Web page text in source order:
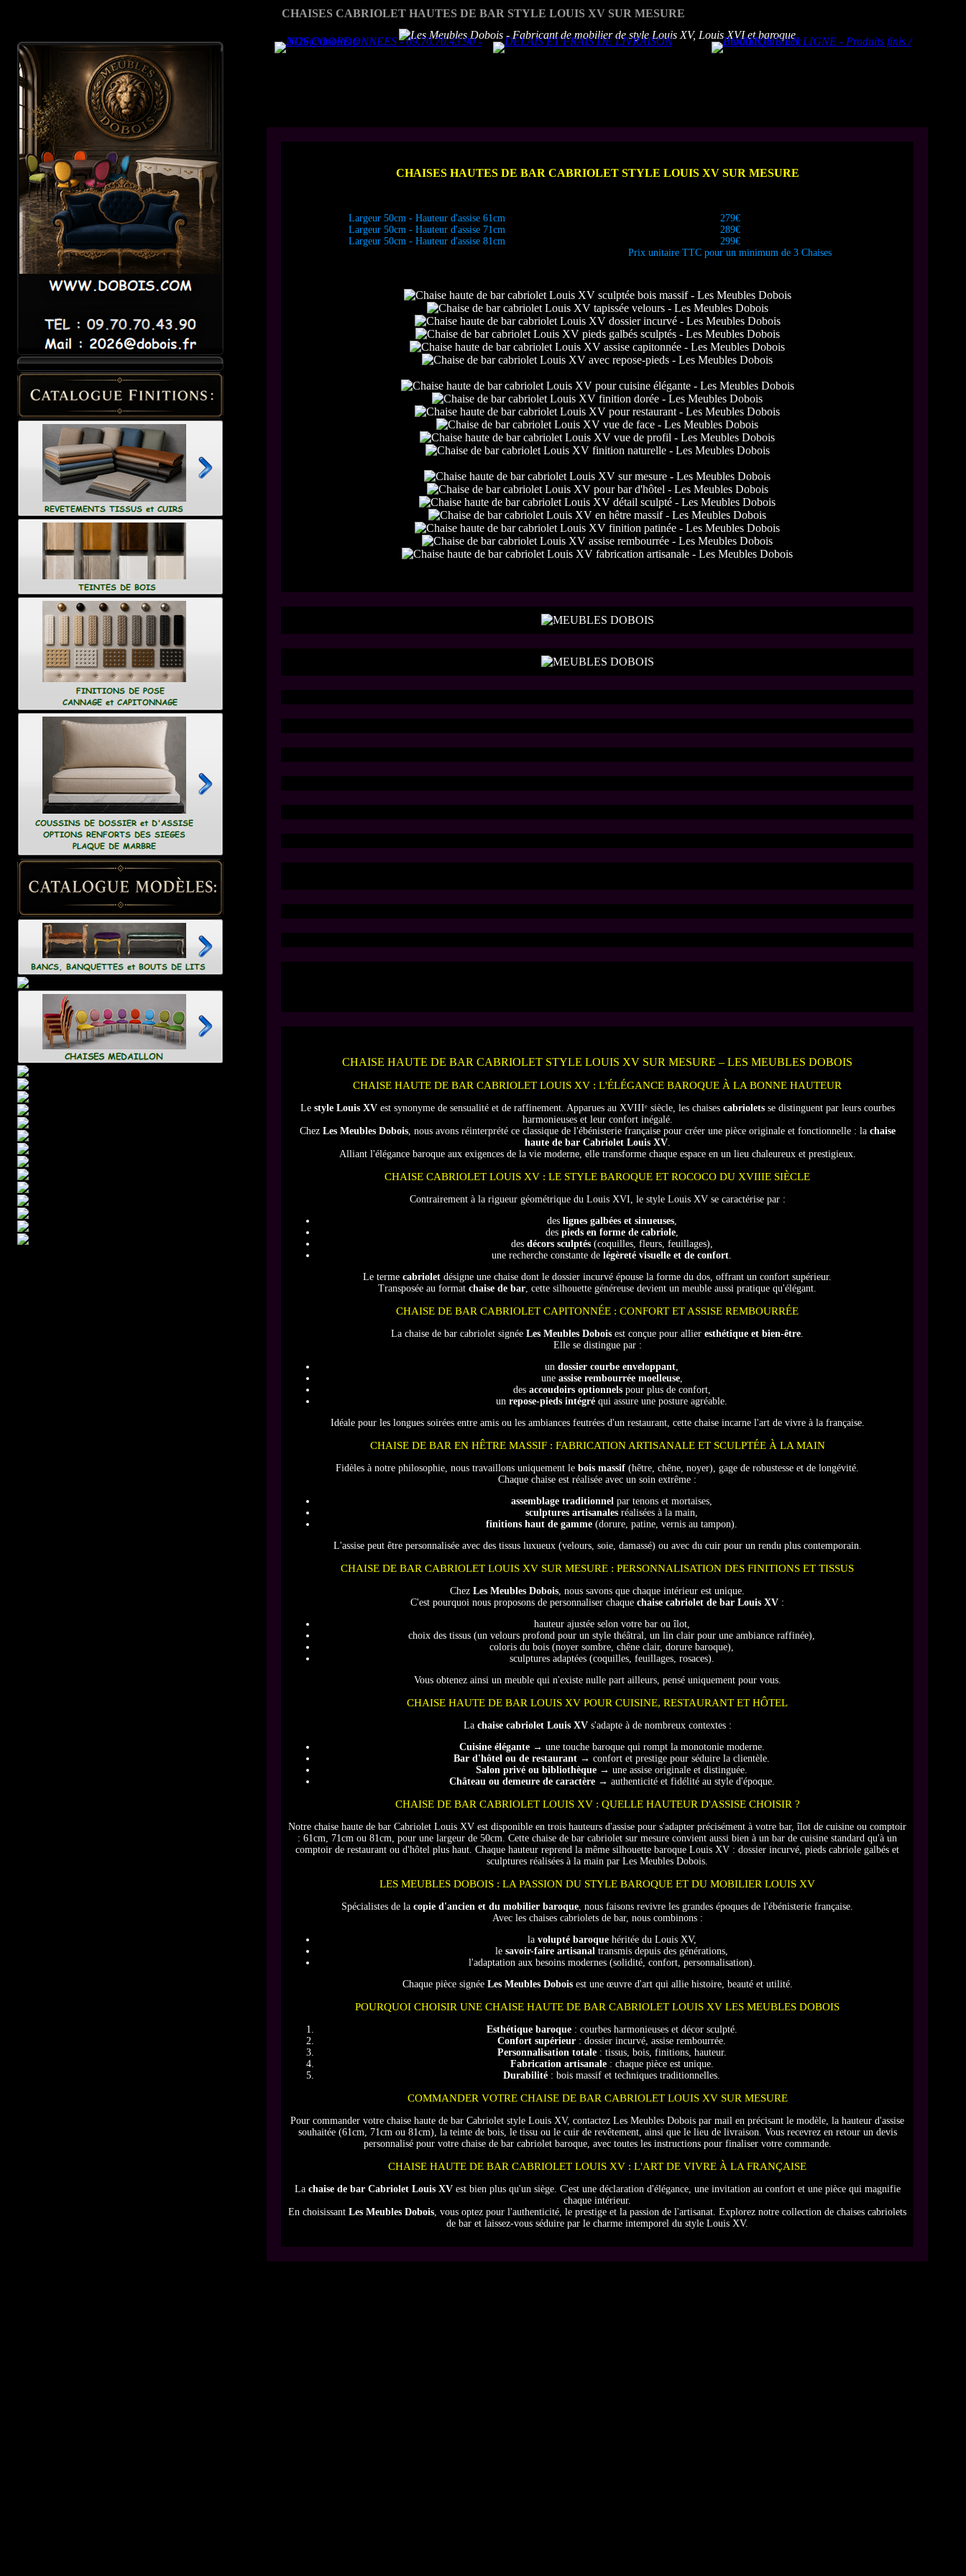
CHAISES CABRIOLET HAUTES DE BAR STYLE LOUIS XV SUR MESURE
CHAISES HAUTES DE BAR CABRIOLET STYLE LOUIS XV SUR MESURE
Largeur 50cm - Hauteur d'assise 61cm
Largeur 50cm - Hauteur d'assise 71cm
Largeur 50cm - Hauteur d'assise 81cm
279€
289€
299€
Prix unitaire TTC pour un minimum de 3 Chaises
CHAISE HAUTE DE BAR CABRIOLET STYLE LOUIS XV SUR MESURE – LES MEUBLES DOBOIS
CHAISE HAUTE DE BAR CABRIOLET LOUIS XV : L'ÉLÉGANCE BAROQUE À LA BONNE HAUTEUR
Le style Louis XVest synonyme de sensualité et de raffinement. Apparues au XVIIIᵉ siècle, les chaises cabrioletsse distinguent par leurs courbes
harmonieuses et leur confort inégalé.
Chez Les Meubles Dobois, nous avons réinterprété ce classique de l'ébénisterie française pour créer une pièce originale et fonctionnelle : la chaise
haute de bar Cabriolet Louis XV.
Alliant l'élégance baroque aux exigences de la vie moderne, elle transforme chaque espace en un lieu chaleureux et prestigieux.
CHAISE CABRIOLET LOUIS XV : LE STYLE BAROQUE ET ROCOCO DU XVIIIE SIÈCLE
Contrairement à la rigueur géométrique du Louis XVI, le style Louis XV se caractérise par :
des lignes galbées et sinueuses,
des pieds en forme de cabriole,
des décors sculptés(coquilles, fleurs, feuillages),
une recherche constante de légèreté visuelle et de confort.
Le terme cabriolet désigne une chaise dont le dossier incurvé épouse la forme du dos, offrant un confort supérieur.
Transposée au format chaise de bar, cette silhouette généreuse devient un meuble aussi pratique qu'élégant.
CHAISE DE BAR CABRIOLET CAPITONNÉE : CONFORT ET ASSISE REMBOURRÉE
La chaise de bar cabriolet signée Les Meubles Dobois est conçue pour allier esthétique et bien-être.
Elle se distingue par :
un dossier courbe enveloppant,
une assise rembourrée moelleuse,
des accoudoirs optionnelspour plus de confort,
un repose-pieds intégré qui assure une posture agréable.
Idéale pour les longues soirées entre amis ou les ambiances feutrées d'un restaurant, cette chaise incarne l'art de vivre à la française.
CHAISE DE BAR EN HÊTRE MASSIF : FABRICATION ARTISANALE ET SCULPTÉE À LA MAIN
Fidèles à notre philosophie, nous travaillons uniquement le bois massif (hêtre, chêne, noyer), gage de robustesse et de longévité.
Chaque chaise est réalisée avec un soin extrême :
assemblage traditionnel par tenons et mortaises,
sculptures artisanales réalisées à la main,
finitions haut de gamme (dorure, patine, vernis au tampon).
L'assise peut être personnalisée avec des tissus luxueux (velours, soie, damassé) ou avec du cuir pour un rendu plus contemporain.
CHAISE DE BAR CABRIOLET LOUIS XV SUR MESURE : PERSONNALISATION DES FINITIONS ET TISSUS
Chez Les Meubles Dobois, nous savons que chaque intérieur est unique.
C'est pourquoi nous proposons de personnaliser chaque chaise cabriolet de bar Louis XV :
hauteur ajustée selon votre bar ou îlot,
choix des tissus (un velours profond pour un style théâtral, un lin clair pour une ambiance raffinée),
coloris du bois (noyer sombre, chêne clair, dorure baroque),
sculptures adaptées (coquilles, feuillages, rosaces).
Vous obtenez ainsi un meuble qui n'existe nulle part ailleurs, pensé uniquement pour vous.
CHAISE HAUTE DE BAR LOUIS XV POUR CUISINE, RESTAURANT ET HÔTEL
La chaise cabriolet Louis XVs'adapte à de nombreux contextes :
Cuisine élégante→ une touche baroque qui rompt la monotonie moderne.
Bar d'hôtel ou de restaurant → confort et prestige pour séduire la clientèle.
Salon privé ou bibliothèque → une assise originale et distinguée.
Château ou demeure de caractère→ authenticité et fidélité au style d'époque.
CHAISE DE BAR CABRIOLET LOUIS XV : QUELLE HAUTEUR D'ASSISE CHOISIR ?
Notre chaise haute de bar Cabriolet Louis XV est disponible en trois hauteurs d'assise pour s'adapter précisément à votre bar, îlot de cuisine ou comptoir
: 61cm, 71cm ou 81cm, pour une largeur de 50cm. Cette chaise de bar cabriolet sur mesure convient aussi bien à un bar de cuisine standard qu'à un
comptoir de restaurant ou d'hôtel plus haut. Chaque hauteur reprend la même silhouette baroque Louis XV : dossier incurvé, pieds cabriole galbés et
sculptures réalisées à la main par Les Meubles Dobois.
LES MEUBLES DOBOIS : LA PASSION DU STYLE BAROQUE ET DU MOBILIER LOUIS XV
Spécialistes de la copie d'ancien et du mobilier baroque, nous faisons revivre les grandes époques de l'ébénisterie française.
Avec les chaises cabriolets de bar, nous combinons :
la volupté baroquehéritée du Louis XV,
le savoir-faire artisanal transmis depuis des générations,
l'adaptation aux besoins modernes (solidité, confort, personnalisation).
Chaque pièce signée Les Meubles Doboisest une œuvre d'art qui allie histoire, beauté et utilité.
POURQUOI CHOISIR UNE CHAISE HAUTE DE BAR CABRIOLET LOUIS XV LES MEUBLES DOBOIS
Esthétique baroque: courbes harmonieuses et décor sculpté.
Confort supérieur : dossier incurvé, assise rembourrée.
Personnalisation totale: tissus, bois, finitions, hauteur.
Fabrication artisanale: chaque pièce est unique.
Durabilité : bois massif et techniques traditionnelles.
COMMANDER VOTRE CHAISE DE BAR CABRIOLET LOUIS XV SUR MESURE
Pour commander votre chaise haute de bar Cabriolet style Louis XV, contactez Les Meubles Dobois par mail en précisant le modèle, la hauteur d'assise
souhaitée (61cm, 71cm ou 81cm), la teinte de bois, le tissu ou le cuir de revêtement, ainsi que le lieu de livraison. Vous recevrez en retour un devis
personnalisé pour votre chaise de bar cabriolet baroque, avec toutes les instructions pour finaliser votre commande.
CHAISE HAUTE DE BAR CABRIOLET LOUIS XV : L'ART DE VIVRE À LA FRANÇAISE
La chaise de bar Cabriolet Louis XVest bien plus qu'un siège. C'est une déclaration d'élégance, une invitation au confort et une pièce qui magnifie
chaque intérieur.
En choisissant Les Meubles Dobois, vous optez pour l'authenticité, le prestige et la passion de l'artisanat. Explorez notre collection de chaises cabriolets
de bar et laissez-vous séduire par le charme intemporel du style Louis XV.